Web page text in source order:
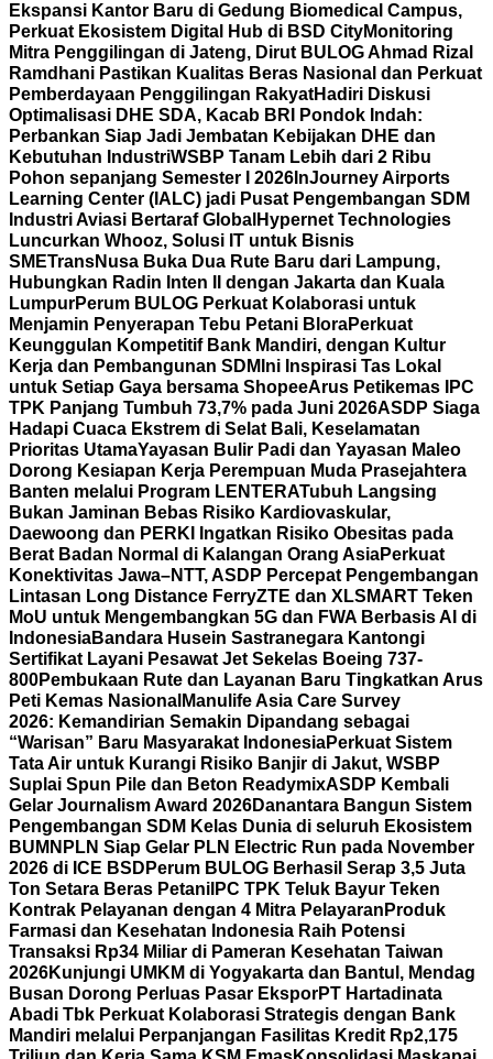
Ekspansi Kantor Baru di Gedung Biomedical Campus,
Perkuat Ekosistem Digital Hub di BSD CityMonitoring
Mitra Penggilingan di Jateng, Dirut BULOG Ahmad Rizal
Ramdhani Pastikan Kualitas Beras Nasional dan Perkuat
Pemberdayaan Penggilingan RakyatHadiri Diskusi
Optimalisasi DHE SDA, Kacab BRI Pondok Indah:
Perbankan Siap Jadi Jembatan Kebijakan DHE dan
Kebutuhan IndustriWSBP Tanam Lebih dari 2 Ribu
Pohon sepanjang Semester I 2026 InJourney Airports
Learning Center (IALC) jadi Pusat Pengembangan SDM
Industri Aviasi Bertaraf Global Hypernet Technologies
Luncurkan Whooz, Solusi IT untuk Bisnis
SMETransNusa Buka Dua Rute Baru dari Lampung,
Hubungkan Radin Inten II dengan Jakarta dan Kuala
LumpurPerum BULOG Perkuat Kolaborasi untuk
Menjamin Penyerapan Tebu Petani BloraPerkuat
Keunggulan Kompetitif Bank Mandiri, dengan Kultur
Kerja dan Pembangunan SDM Ini Inspirasi Tas Lokal
untuk Setiap Gaya bersama ShopeeArus Petikemas IPC
TPK Panjang Tumbuh 73,7% pada Juni 2026ASDP Siaga
Hadapi Cuaca Ekstrem di Selat Bali, Keselamatan
Prioritas UtamaYayasan Bulir Padi dan Yayasan Maleo
Dorong Kesiapan Kerja Perempuan Muda Prasejahtera
Banten melalui Program LENTERATubuh Langsing
Bukan Jaminan Bebas Risiko Kardiovaskular,
Daewoong dan PERKI Ingatkan Risiko Obesitas pada
Berat Badan Normal di Kalangan Orang AsiaPerkuat
Konektivitas Jawa–NTT, ASDP Percepat Pengembangan
Lintasan Long Distance FerryZTE dan XLSMART Teken
MoU untuk Mengembangkan 5G dan FWA Berbasis AI di
IndonesiaBandara Husein Sastranegara Kantongi
Sertifikat Layani Pesawat Jet Sekelas Boeing 737-
800Pembukaan Rute dan Layanan Baru Tingkatkan Arus
Peti Kemas Nasional Manulife Asia Care Survey
2026: Kemandirian Semakin Dipandang sebagai
“Warisan” Baru Masyarakat IndonesiaPerkuat Sistem
Tata Air untuk Kurangi Risiko Banjir di Jakut, WSBP
Suplai Spun Pile dan Beton ReadymixASDP Kembali
Gelar Journalism Award 2026Danantara Bangun Sistem
Pengembangan SDM Kelas Dunia di seluruh Ekosistem
BUMN PLN Siap Gelar PLN Electric Run pada November
2026 di ICE BSD Perum BULOG Berhasil Serap 3,5 Juta
Ton Setara Beras Petani IPC TPK Teluk Bayur Teken
Kontrak Pelayanan dengan 4 Mitra Pelayaran Produk
Farmasi dan Kesehatan Indonesia Raih Potensi
Transaksi Rp34 Miliar di Pameran Kesehatan Taiwan
2026Kunjungi UMKM di Yogyakarta dan Bantul, Mendag
Busan Dorong Perluas Pasar EksporPT Hartadinata
Abadi Tbk Perkuat Kolaborasi Strategis dengan Bank
Mandiri melalui Perpanjangan Fasilitas Kredit Rp2,175